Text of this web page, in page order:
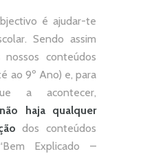
é ajudar-te
Sendo assim
nossos conteúdos
ao 9º Ano) e, para
a acontecer,
não
haja qualquer
dos conteúdos
Bem Explicado –